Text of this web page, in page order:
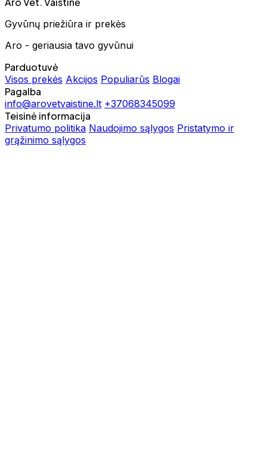
Gyvūnų priežiūra ir prekės
Aro - geriausia tavo gyvūnui
Parduotuvė
Visos prekės Akcijos Populiarūs Blogai
Pagalba
info@arovetvaistine.lt +37068345099
Teisinė informacija
Privatumo politika Naudojimo sąlygos Pristatymo ir
grąžinimo sąlygos